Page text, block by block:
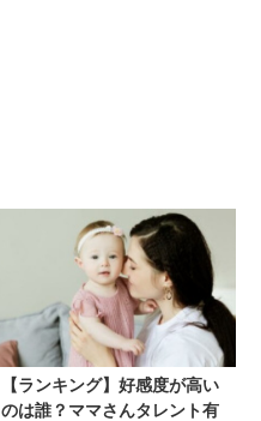
【ランキング】好感度が高い
のは誰？ママさんタレント有